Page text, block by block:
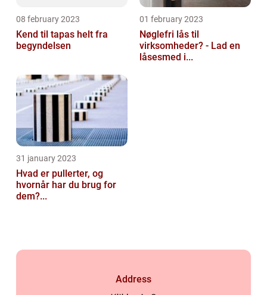
08 february 2023
Kend til tapas helt fra
begyndelsen
01 february 2023
Nøglefri lås til
virksomheder? - Lad en
låsesmed i...
31 january 2023
Hvad er pullerter, og
hvornår har du brug for
dem?...
Address